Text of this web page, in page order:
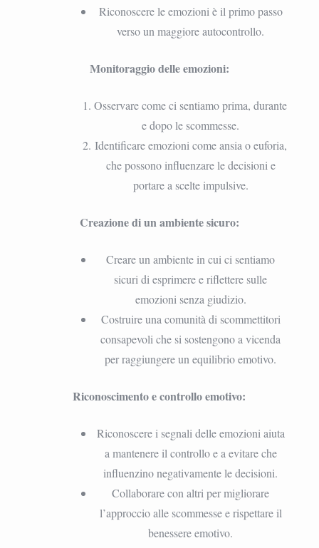
Riconoscere le emozioni è il primo passo
verso un maggiore autocontrollo.
Monitoraggio delle emozioni:
Osservare come ci sentiamo prima, durante
e dopo le scommesse.
Identificare emozioni come ansia o euforia,
che possono influenzare le decisioni e
portare a scelte impulsive.
Creazione di un ambiente sicuro:
Creare un ambiente in cui ci sentiamo
sicuri di esprimere e riflettere sulle
emozioni senza giudizio.
Costruire una comunità di scommettitori
consapevoli che si sostengono a vicenda
per raggiungere un equilibrio emotivo.
Riconoscimento e controllo emotivo:
Riconoscere i segnali delle emozioni aiuta
a mantenere il controllo e a evitare che
influenzino negativamente le decisioni.
Collaborare con altri per migliorare
l’approccio alle scommesse e rispettare il
benessere emotivo.